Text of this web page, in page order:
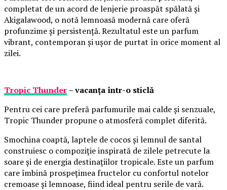
completat de un acord de lenjerie proaspăt spălată și
Akigalawood, o notă lemnoasă modernă care oferă
profunzime și persistență. Rezultatul este un parfum
vibrant, contemporan și ușor de purtat în orice moment al
zilei.
Tropic Thunder– vacanța într-o sticlă
Pentru cei care preferă parfumurile mai calde și senzuale,
Tropic Thunder propune o atmosferă complet diferită.
Smochina coaptă, laptele de cocos și lemnul de santal
construiesc o compoziție inspirată de zilele petrecute la
soare și de energia destinațiilor tropicale. Este un parfum
care îmbină prospețimea fructelor cu confortul notelor
cremoase și lemnoase, fiind ideal pentru serile de vară.